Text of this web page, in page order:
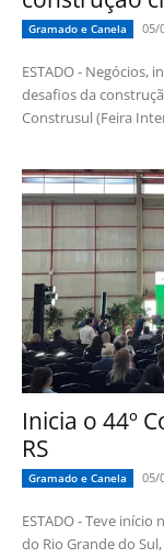
Gramado e Canela 05/
ESTADO - Negócios,
desafios da
Construsul (Feira
Inicia o 44º
RS
Gramado e Canela 05/
ESTADO - Teve
do Rio Grande do